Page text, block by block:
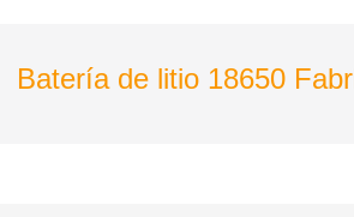
Batería de litio 18650